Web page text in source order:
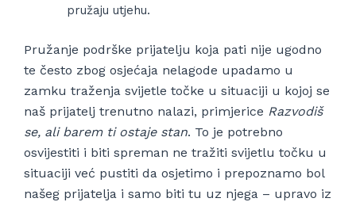
pružaju utjehu.
Pružanje podrške prijatelju koja pati nije ugodno
te često zbog osjećaja nelagode upadamo u
zamku traženja svijetle točke u situaciji u kojoj se
naš prijatelj trenutno nalazi, primjerice Razvodiš
se, ali barem ti ostaje stan. To je potrebno
osvijestiti i biti spreman ne tražiti svijetlu točku u
situaciji već pustiti da osjetimo i prepoznamo bol
našeg prijatelja i samo biti tu uz njega – upravo iz